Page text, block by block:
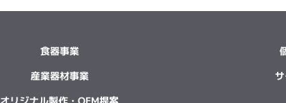
食器事業
産業器材事業
オリジナル製作・OEM提案